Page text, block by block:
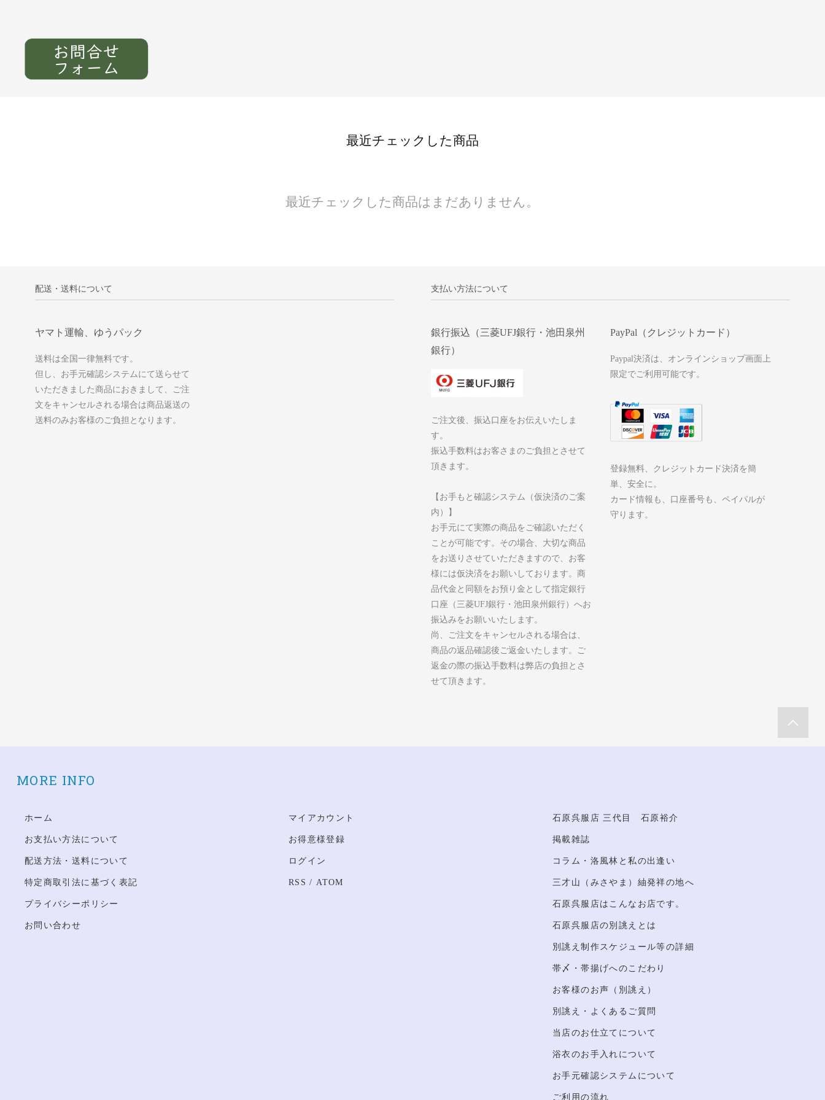
最近チェックした商品
最近チェックした商品はまだありません。
配送・送料について
ヤマト運輸、ゆうパック
送料は全国一律無料です。
但し、お手元確認システムにて送らせて
いただきました商品におきまして、ご注
文をキャンセルされる場合は商品返送の
送料のみお客様のご負担となります。
支払い方法について
銀行振込（三菱UFJ銀行・池田泉州
銀行）
ご注文後、振込口座をお伝えいたしま
す。
振込手数料はお客さまのご負担とさせて
頂きます。
【お手もと確認システム（仮決済のご案
内）】
お手元にて実際の商品をご確認いただく
ことが可能です。その場合、大切な商品
をお送りさせていただきますので、お客
様には仮決済をお願いしております。商
品代金と同額をお預り金として指定銀行
口座（三菱UFJ銀行・池田泉州銀行）へお
振込みをお願いいたします。
尚、ご注文をキャンセルされる場合は、
商品の返品確認後ご返金いたします。ご
返金の際の振込手数料は弊店の負担とさ
せて頂きます。
PayPal（クレジットカード）
Paypal決済は、オンラインショップ画面上
限定でご利用可能です。
登録無料、クレジットカード決済を簡
単、安全に。
カード情報も、口座番号も、ペイパルが
守ります。
MORE INFO
ホーム
お支払い方法について
配送方法・送料について
特定商取引法に基づく表記
プライバシーポリシー
お問い合わせ
マイアカウント
お得意様登録
ログイン
RSS / ATOM
石原呉服店 三代目 石原裕介
掲載雑誌
コラム・洛風林と私の出逢い
三才山（みさやま）紬発祥の地へ
石原呉服店はこんなお店です。
石原呉服店の別誂えとは
別誂え制作スケジュール等の詳細
帯〆・帯揚げへのこだわり
お客様のお声（別誂え）
別誂え・よくあるご質問
当店のお仕立てについて
浴衣のお手入れについて
お手元確認システムについて
ご利用の流れ